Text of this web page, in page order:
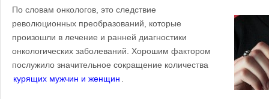
По словам онкологов, это следствие
революционных преобразований, которые
произошли в лечение и ранней диагностики
онкологических заболеваний. Хорошим фактором
послужило значительное сокращение количества
курящих мужчин и женщин